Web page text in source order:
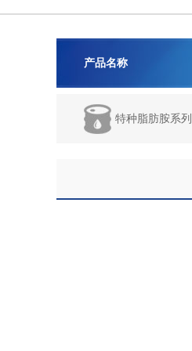
产品名称
特种脂肪胺系列